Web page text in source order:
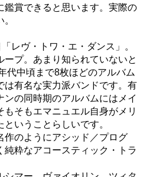
鑑賞できると思います。実際の
レヴ・トワ・エ・ダンス」。
ープ。あまり知られていないと
代中頃まで8枚ほどのアルバム
は有名な実力派バンドです。有
の同時期のアルバムにはメイ
もそもエマニュエル自身がメリ
いうことらしいです。
作のようにアシッド／プログ
純粋なアコースティック・トラ